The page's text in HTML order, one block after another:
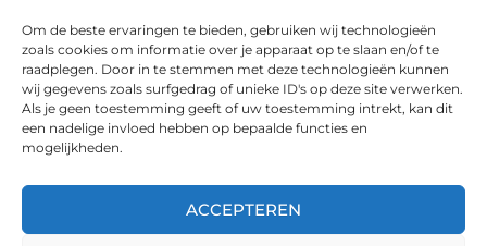
Om de beste ervaringen te bieden, gebruiken wij technologieën
zoals cookies om informatie over je apparaat op te slaan en/of te
raadplegen. Door in te stemmen met deze technologieën kunnen
wij gegevens zoals surfgedrag of unieke ID's op deze site verwerken.
Als je geen toestemming geeft of uw toestemming intrekt, kan dit
een nadelige invloed hebben op bepaalde functies en
mogelijkheden.
ACCEPTEREN